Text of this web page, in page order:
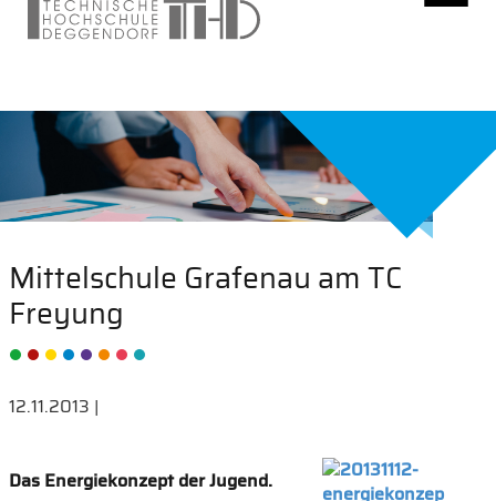
Mittelschule Grafenau am TC
Freyung
12.11.2013 |
Das Energiekonzept der Jugend.